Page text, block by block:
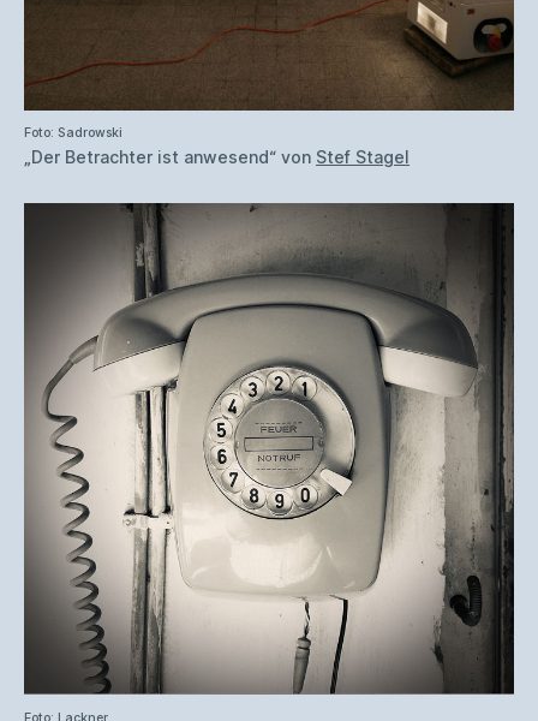
Foto: Sadrowski
„Der Betrachter ist anwesend“ von Stef Stagel
Foto: Lackner